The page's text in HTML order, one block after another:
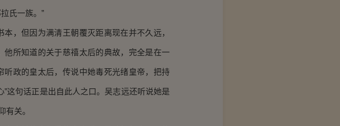
氏一族。”
但因为满清王朝覆灭距离现在并不久远，
所知道的关于慈禧太后的典故，完全是在一
政的皇太后，传说中她毒死光绪皇帝，把持
这句话正是出自此人之口。吴志远还听说她是
有关。